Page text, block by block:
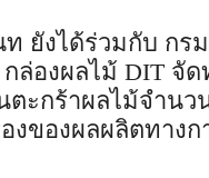
ยังได้ร่วมกับ กร
ล่องผลไม้ DIT จัด
ะกร้าผลไม้จำนว
งของผลผลิตทางก